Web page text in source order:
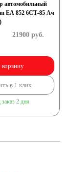
автомобильный
EA 852 6СТ-85 Ач
21900 руб.
в 1 клик
2 дня